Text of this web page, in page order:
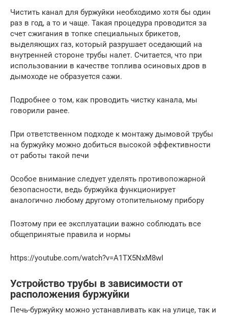
Чистить канал для буржуйки необходимо хотя бы один
раз в год, а то и чаще. Такая процедура проводится за
счет сжигания в топке специальных брикетов,
выделяющих газ, который разрушает оседающий на
внутренней стороне трубы налет. Считается, что при
использовании в качестве топлива осиновых дров в
дымоходе не образуется сажи.
Подробнее о том, как проводить чистку канала, мы
говорили ранее.
При ответственном подходе к монтажу дымовой трубы
на буржуйку можно добиться высокой эффективности
от работы такой печи
Особое внимание следует уделять противопожарной
безопасности, ведь буржуйка функционирует
аналогично любому другому отопительному прибору
Поэтому при ее эксплуатации важно соблюдать все
общепринятые правила и нормы
https://youtube.com/watch?v=A1TX5NxM8wI
Устройство трубы в зависимости от
расположения буржуйки
Печь-буржуйку можно устанавливать как на улице, так и